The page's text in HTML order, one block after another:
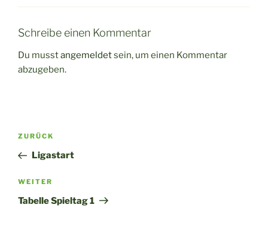
Schreibe einen Kommentar
Du musstangemeldetsein, um einen Kommentar
abzugeben.
Beitragsnavigation
Vorheriger
Beitrag
ZURÜCK
Ligastart
Nächster
Beitrag
WEITER
Tabelle Spieltag 1